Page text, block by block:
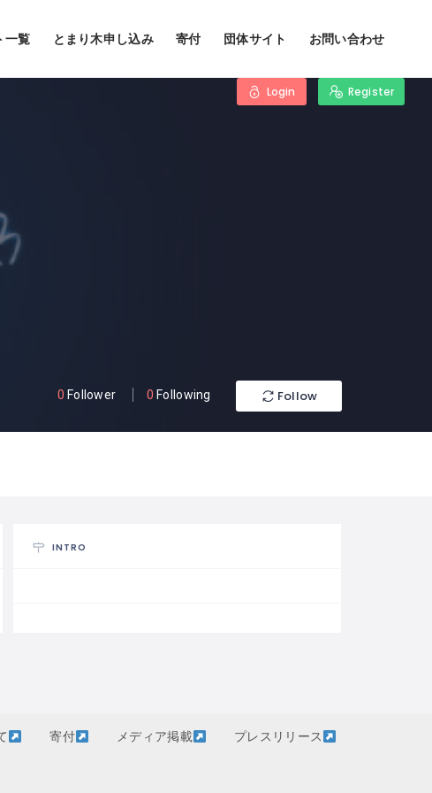
一覧 とまり木申し込み 寄付 団体サイト お問い合わせ
Login Register
0 Follower 0 Following Follow
INTRO
寄付 メディア掲載 プレスリリース